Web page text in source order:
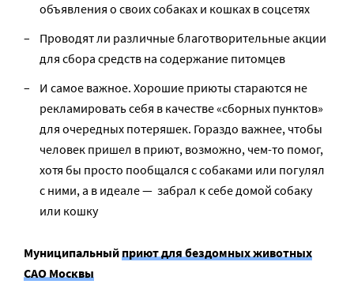
объявления о своих собаках и кошках в соцсетях
Проводят ли различные благотворительные акции
для сбора средств на содержание питомцев
И самое важное. Хорошие приюты стараются не
рекламировать себя в качестве «сборных пунктов»
для очередных потеряшек. Гораздо важнее, чтобы
человек пришел в приют, возможно, чем-то помог,
хотя бы просто пообщался с собаками или погулял
с ними, а в идеале — забрал к себе домой собаку
или кошку
Муниципальный приют для бездомных животных
САО Москвы